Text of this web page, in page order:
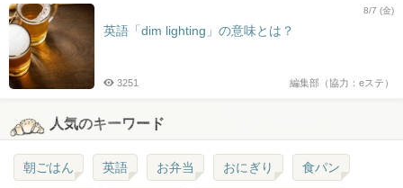
8/7 (金)
英語「dim lighting」の意味とは？
編集部（協力：eステ）
3251
人気のキーワード
朝ごはん 英語 お弁当 おにぎり 食パン